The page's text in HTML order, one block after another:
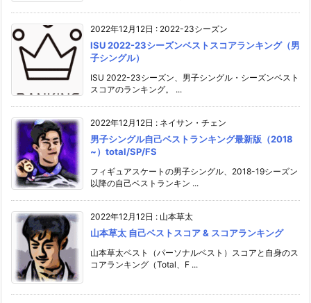
2022年12月12日 : 2022-23シーズン
ISU 2022-23シーズンベストスコアランキング（男
子シングル）
ISU 2022-23シーズン、男子シングル・シーズンベスト
スコアのランキング。 ...
2022年12月12日 : ネイサン・チェン
男子シングル自己ベストランキング最新版（2018
~）total/SP/FS
フィギュアスケートの男子シングル、2018-19シーズン
以降の自己ベストランキン ...
2022年12月12日 : 山本草太
山本草太 自己ベストスコア & スコアランキング
山本草太ベスト（パーソナルベスト）スコアと自身のス
コアランキング（Total、F ...